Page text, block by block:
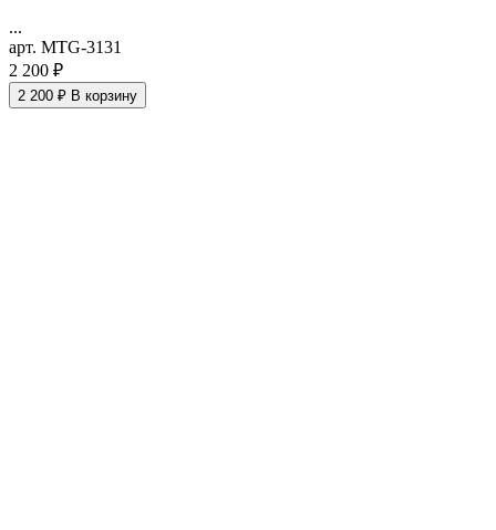
...
арт. MTG-3131
2 200 ₽
2 200 ₽ В корзину